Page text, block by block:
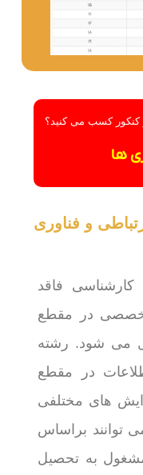
کنکور کسب می کنید؟
ها
و فناوری
فاقد
در مقطع
می شود. رشته
در مقطع
های مختلفی
توانند براساس
به تحصیل